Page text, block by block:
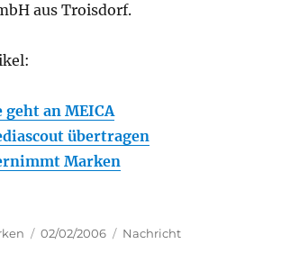
aus Troisdorf.
an MEICA
übertragen
Marken
Posted
02/02/2006 Categories
Nachricht